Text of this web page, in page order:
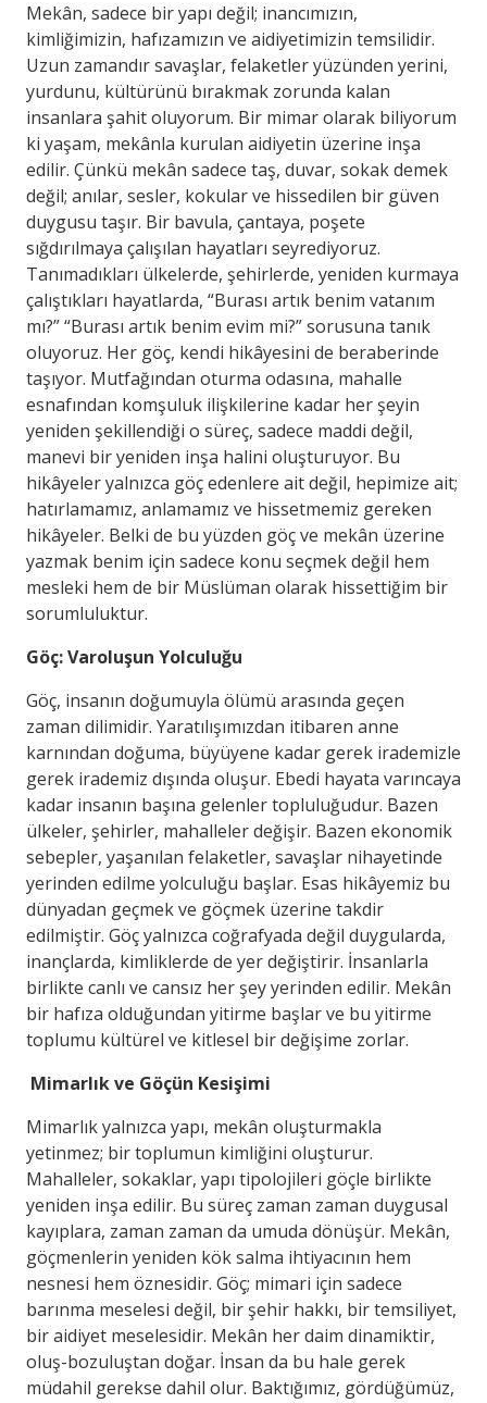
Mekân, sadece bir yapı değil; inancımızın,
kimliğimizin, hafızamızın ve aidiyetimizin temsilidir.
Uzun zamandır savaşlar, felaketler yüzünden yerini,
yurdunu, kültürünü bırakmak zorunda kalan
insanlara şahit oluyorum. Bir mimar olarak biliyorum
ki yaşam, mekânla kurulan aidiyetin üzerine inşa
edilir. Çünkü mekân sadece taş, duvar, sokak demek
değil; anılar, sesler, kokular ve hissedilen bir güven
duygusu taşır. Bir bavula, çantaya, poşete
sığdırılmaya çalışılan hayatları seyrediyoruz.
Tanımadıkları ülkelerde, şehirlerde, yeniden kurmaya
çalıştıkları hayatlarda, “Burası artık benim vatanım
mı?” “Burası artık benim evim mi?” sorusuna tanık
oluyoruz. Her göç, kendi hikâyesini de beraberinde
taşıyor. Mutfağından oturma odasına, mahalle
esnafından komşuluk ilişkilerine kadar her şeyin
yeniden şekillendiği o süreç, sadece maddi değil,
manevi bir yeniden inşa halini oluşturuyor. Bu
hikâyeler yalnızca göç edenlere ait değil, hepimize ait;
hatırlamamız, anlamamız ve hissetmemiz gereken
hikâyeler. Belki de bu yüzden göç ve mekân üzerine
yazmak benim için sadece konu seçmek değil hem
mesleki hem de bir Müslüman olarak hissettiğim bir
sorumluluktur.
Göç: Varoluşun Yolculuğu
Göç, insanın doğumuyla ölümü arasında geçen
zaman dilimidir. Yaratılışımızdan itibaren anne
karnından doğuma, büyüyene kadar gerek irademizle
gerek irademiz dışında oluşur. Ebedi hayata varıncaya
kadar insanın başına gelenler topluluğudur. Bazen
ülkeler, şehirler, mahalleler değişir. Bazen ekonomik
sebepler, yaşanılan felaketler, savaşlar nihayetinde
yerinden edilme yolculuğu başlar. Esas hikâyemiz bu
dünyadan geçmek ve göçmek üzerine takdir
edilmiştir. Göç yalnızca coğrafyada değil duygularda,
inançlarda, kimliklerde de yer değiştirir. İnsanlarla
birlikte canlı ve cansız her şey yerinden edilir. Mekân
bir hafıza olduğundan yitirme başlar ve bu yitirme
toplumu kültürel ve kitlesel bir değişime zorlar.
Mimarlık ve Göçün Kesişimi
Mimarlık yalnızca yapı, mekân oluşturmakla
yetinmez; bir toplumun kimliğini oluşturur.
Mahalleler, sokaklar, yapı tipolojileri göçle birlikte
yeniden inşa edilir. Bu süreç zaman zaman duygusal
kayıplara, zaman zaman da umuda dönüşür. Mekân,
göçmenlerin yeniden kök salma ihtiyacının hem
nesnesi hem öznesidir. Göç; mimari için sadece
barınma meselesi değil, bir şehir hakkı, bir temsiliyet,
bir aidiyet meselesidir. Mekân her daim dinamiktir,
oluş-bozuluştan doğar. İnsan da bu hale gerek
müdahil gerekse dahil olur. Baktığımız, gördüğümüz,